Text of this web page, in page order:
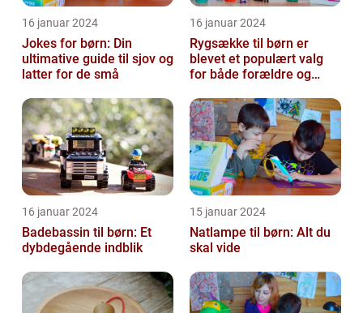
16 januar 2024
Jokes for børn: Din
ultimative guide til sjov og
latter for de små
16 januar 2024
Rygsække til børn er
blevet et populært valg
for både forældre og
transport...
16 januar 2024
Badebassin til børn: Et
dybdegående indblik
15 januar 2024
Natlampe til børn: Alt du
skal vide